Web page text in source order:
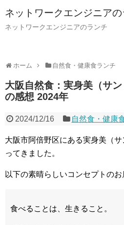
ネットワークエンジニア
ネットワークエンジニアのランチ
ホーム 自然食・健康食ランチ
大阪自然食：実身美（サ
の感想 2024年
2024/12/16 自然食・健康
大阪市阿倍野区にある実身美（
ってきました。
以下の素晴らしいコンセプトのお
食べることは、生きること。